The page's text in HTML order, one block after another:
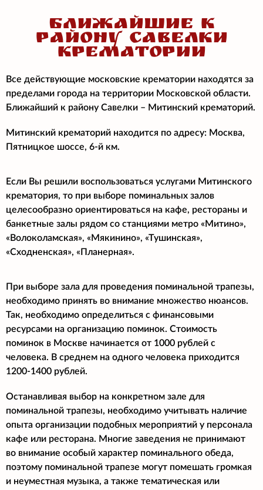
БЛИЖАЙШИЕ К
РАЙОНУ САВЕЛКИ
КРЕМАТОРИИ
Все действующие московские крематории находятся за
пределами города на территории Московской области.
Ближайший к району Савелки – Митинский крематорий.
Митинский крематорий находится по адресу: Москва,
Пятницкое шоссе, 6-й км.
Если Вы решили воспользоваться услугами Митинского
крематория, то при выборе поминальных залов
целесообразно ориентироваться на кафе, рестораны и
банкетные залы рядом со станциями метро «Митино»,
«Волоколамская», «Мякинино», «Тушинская»,
«Сходненская», «Планерная».
При выборе зала для проведения поминальной трапезы,
необходимо принять во внимание множество нюансов.
Так, необходимо определиться с финансовыми
ресурсами на организацию поминок. Стоимость
поминок в Москве начинается от 1000 рублей с
человека. В среднем на одного человека приходится
1200-1400 рублей.
Останавливая выбор на конкретном зале для
поминальной трапезы, необходимо учитывать наличие
опыта организации подобных мероприятий у персонала
кафе или ресторана. Многие заведения не принимают
во внимание особый характер поминального обеда,
поэтому поминальной трапезе могут помешать громкая
и неуместная музыка, а также тематическая или